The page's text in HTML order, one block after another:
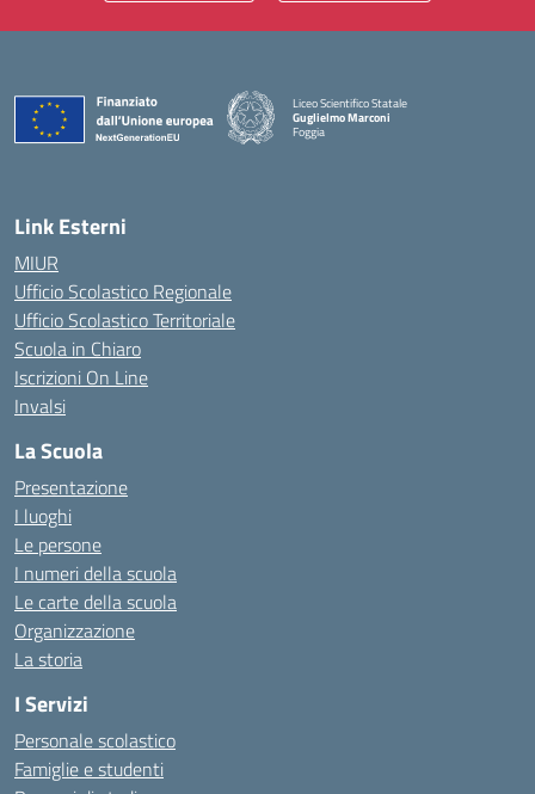
Liceo Scientifico Statale
Guglielmo Marconi
Foggia
— Visita la pagina iniziale della scuola
Link Esterni
MIUR
Ufficio Scolastico Regionale
Ufficio Scolastico Territoriale
Scuola in Chiaro
Iscrizioni On Line
Invalsi
La Scuola
Presentazione
I luoghi
Le persone
I numeri della scuola
Le carte della scuola
Organizzazione
La storia
I Servizi
Personale scolastico
Famiglie e studenti